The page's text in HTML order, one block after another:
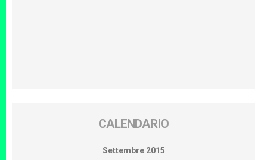
CALENDARIO
Settembre 2015